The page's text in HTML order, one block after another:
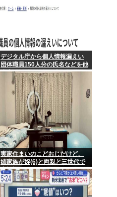
デジタル庁から個人情報漏えい
団体職員150人分の氏名などを他
省庁へ誤送付、第三者に転送な
実家住まいのこどおじだけど、
姉家族が姪(6)と両親と三世代で
家族旅行に行くらしいから俺も
一緒に連れていってもらっても
いいよね？